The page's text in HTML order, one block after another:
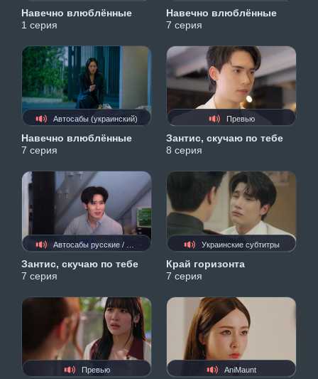
Навечно влюблённые
1 серия
Навечно влюблённые
7 серия
Автосабы (украинский)
Навечно влюблённые
7 серия
Превью
Зантис, скучаю по тебе
8 серия
Автосабы русские / украинские
Зантис, скучаю по тебе
7 серия
Украинские субтитры
Край горизонта
7 серия
Превью AniMaunt